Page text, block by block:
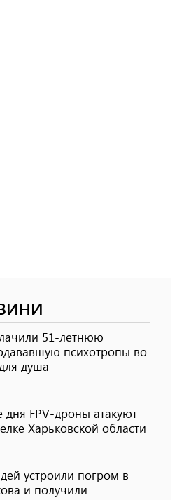
51-летнюю
психотропы во
душа
FPV-дроны атакуют
Харьковской области
устроили погром в
и получили